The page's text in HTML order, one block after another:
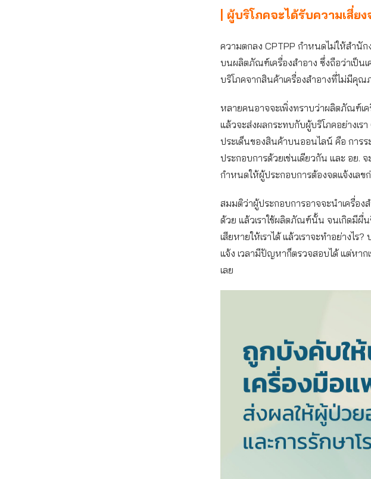
| ผู้บริโภคจะได้รับความเสี่ย
ความตกลง CPTPP กำหนดไม่ให้สำนั
บนผลิตภัณฑ์เครื่องสำอาง ซึ่งถือว่าเป็น
บริโภคจากสินค้าเครื่องสำอางที่ไม่มีคุณ
หลายคนอาจจะเพิ่งทราบว่าผลิตภัณฑ์เค
แล้วจะส่งผลกระทบกับผู้บริโภคอย่างเร
ประเด็นของสินค้าบนออนไลน์ คือ การ
ประกอบการด้วยเช่นเดียวกัน และ อย.
กำหนดให้ผู้ประกอบการต้องจดแจ้งเลข
สมมติว่าผู้ประกอบการอาจจะนำเครื่อ
ด้วย แล้วเราใช้ผลิตภัณฑ์นั้น จนเกิดมีผื่
เสียหายให้เราได้ แล้วเราจะทำอย่างไ
แจ้ง เวลามีปัญหาก็ตรวจสอบได้ แต่หาก
เลย